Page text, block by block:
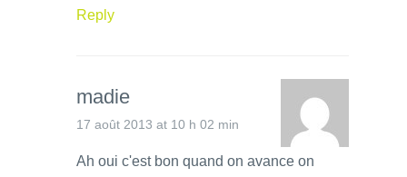
Reply
madie
17 août 2013 at 10 h 02 min
Ah oui c'est bon quand on avance on